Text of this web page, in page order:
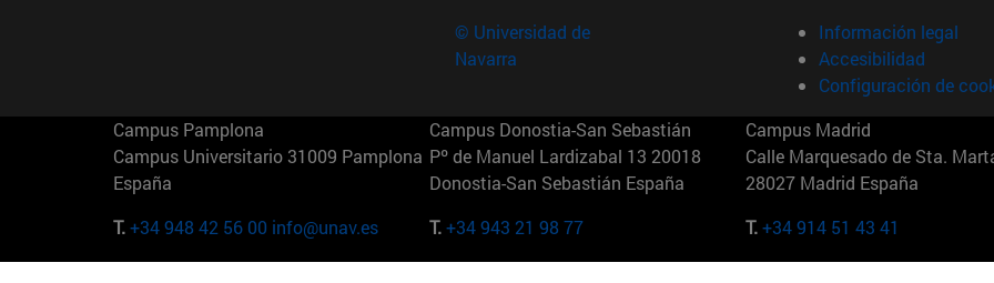
© Universidad de
Navarra
Información legal
Accesibilidad
Configuración de
Campus Pamplona
Campus Universitario 31009 Pamplona
España
T.+34 948 42 56 00 info@unav.es
Campus Donostia-San Sebastián
Pº de Manuel Lardizabal 13 20018
Donostia-San Sebastián España
T.+34 943 21 98 77
Campus Madrid
Calle Marquesado de Sta.
28027 Madrid España
T.+34 914 51 43 41